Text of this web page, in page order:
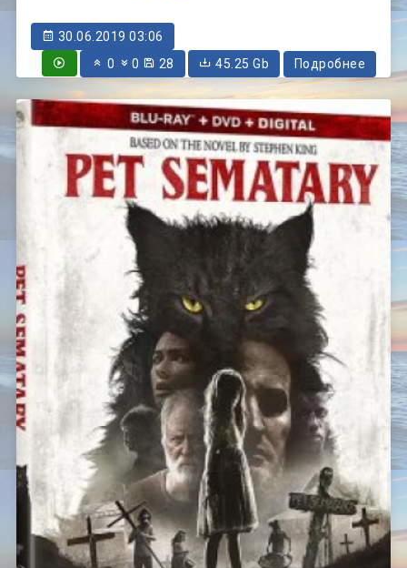
30.06.2019 03:06
0
0 28 45.25 Gb Подробнее